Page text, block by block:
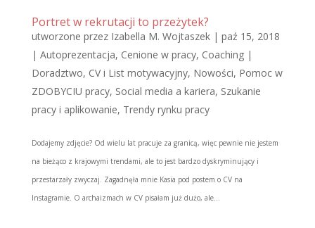
Portret w rekrutacji to przeżytek?
utworzone przez Izabella M. Wojtaszek| paź 15, 2018
| Autoprezentacja, Cenione w pracy, Coaching |
Doradztwo, CV i List motywacyjny, Nowości, Pomoc w
ZDOBYCIU pracy, Social media a kariera, Szukanie
pracy i aplikowanie, Trendy rynku pracy
Dodajemy zdjęcie? Od wielu lat pracuje za granicą, więc pewnie nie jestem
na bieżąco z krajowymi trendami, ale to jest bardzo dyskryminujący i
przestarzały zwyczaj. Zagadnęła mnie Kasia pod postem o CV na
Instagramie. O archaizmach w CV pisałam już dużo, ale...